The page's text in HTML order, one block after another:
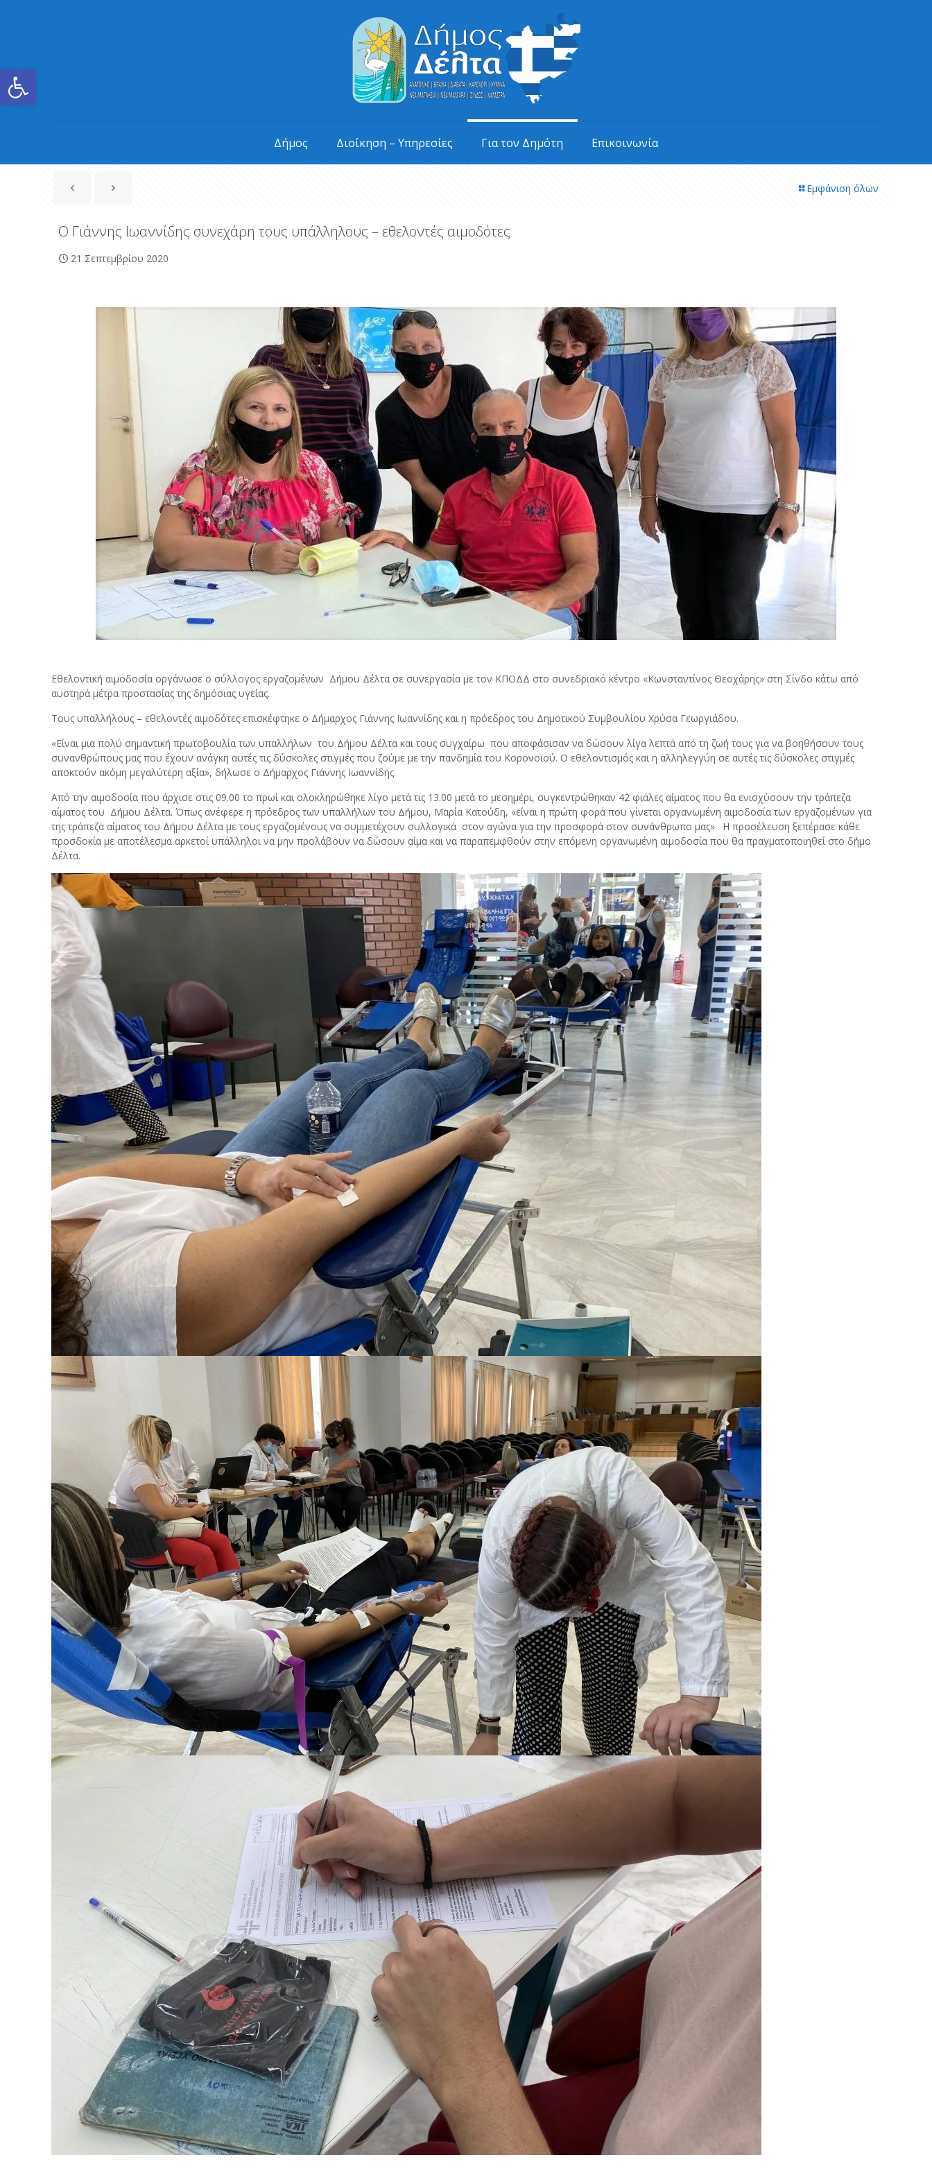
Ανοίξτε τη γραμμή εργαλείων
Δήμος Διοίκηση – Υπηρεσίες Για τον Δημότη Επικοινωνία
Εμφάνιση όλων
Ο Γιάννης Ιωαννίδης συνεχάρη τους υπάλληλους – εθελοντές αιμοδότες
21 Σεπτεμβρίου 2020
Εθελοντική αιμοδοσία οργάνωσε ο σύλλογος εργαζομένων Δήμου Δέλτα σε συνεργασία με τον ΚΠΟΔΔ στο συνεδριακό κέντρο «Κωνσταντίνος Θεοχάρης» στη Σίνδο κάτω από
αυστηρά μέτρα προστασίας της δημόσιας υγείας.
Τους υπαλλήλους – εθελοντές αιμοδότες επισκέφτηκε ο Δήμαρχος Γιάννης Ιωαννίδης και η πρόεδρος του Δημοτικού Συμβουλίου Χρύσα Γεωργιάδου.
«Είναι μια πολύ σημαντική πρωτοβουλία των υπαλλήλων του Δήμου Δέλτα και τους συγχαίρω που αποφάσισαν να δώσουν λίγα λεπτά από τη ζωή τους για να βοηθήσουν τους
συνανθρώπους μας που έχουν ανάγκη αυτές τις δύσκολες στιγμές που ζούμε με την πανδημία του Κορονοϊού. Ο εθελοντισμός και η αλληλεγγύη σε αυτές τις δύσκολες στιγμές
αποκτούν ακόμη μεγαλύτερη αξία», δήλωσε ο Δήμαρχος Γιάννης Ιωαννίδης.
Από την αιμοδοσία που άρχισε στις 09.00 το πρωί και ολοκληρώθηκε λίγο μετά τις 13.00 μετά το μεσημέρι, συγκεντρώθηκαν 42 φιάλες αίματος που θα ενισχύσουν την τράπεζα
αίματος του Δήμου Δέλτα. Όπως ανέφερε η πρόεδρος των υπαλλήλων του Δήμου, Μαρία Κατούδη, «είναι η πρώτη φορά που γίνεται οργανωμένη αιμοδοσία των εργαζομένων για
της τράπεζα αίματος του Δήμου Δέλτα με τους εργαζομένους να συμμετέχουν συλλογικά στον αγώνα για την προσφορά στον συνάνθρωπο μας» . Η προσέλευση ξεπέρασε κάθε
προσδοκία με αποτέλεσμα αρκετοί υπάλληλοι να μην προλάβουν να δώσουν αίμα και να παραπεμφθούν στην επόμενη οργανωμένη αιμοδοσία που θα πραγματοποιηθεί στο δήμο
Δέλτα.